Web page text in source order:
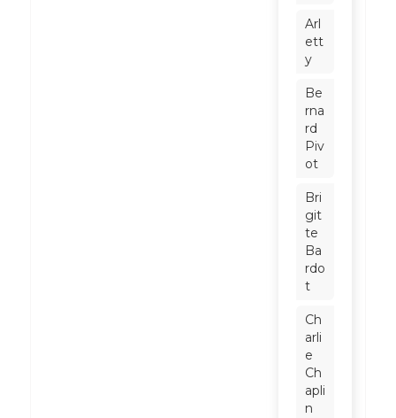
Arl
ett
y
Be
rna
rd
Piv
ot
Bri
git
te
Ba
rdo
t
Ch
arli
e
Ch
apli
n